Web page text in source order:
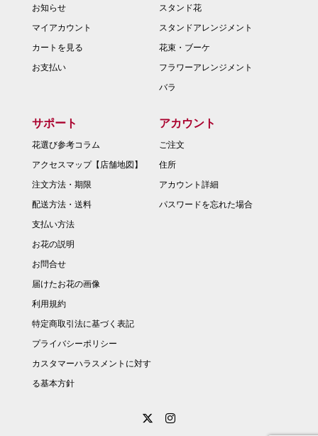
お知らせ
マイアカウント
カートを見る
お支払い
スタンド花
スタンドアレンジメント
花束・ブーケ
フラワーアレンジメント
バラ
サポート
花選び参考コラム
アクセスマップ【店舗地図】
注文方法・期限
配送方法・送料
支払い方法
お花の説明
お問合せ
届けたお花の画像
利用規約
特定商取引法に基づく表記
プライバシーポリシー
カスタマーハラスメントに対す
る基本方針
アカウント
ご注文
住所
アカウント詳細
パスワードを忘れた場合